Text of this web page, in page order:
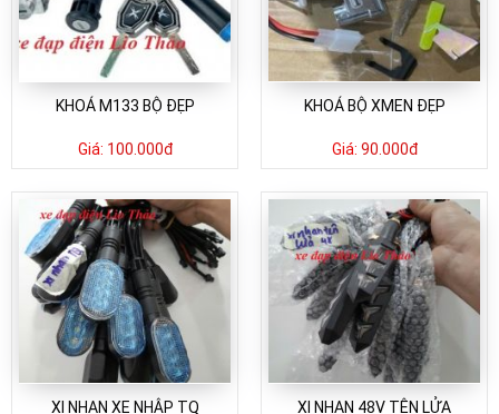
KHOÁ M133 BỘ ĐẸP
Giá: 100.000đ
KHOÁ BỘ XMEN ĐẸP
Giá: 90.000đ
XI NHAN XE NHẬP TQ XI NHAN 48V TÊN LỬA